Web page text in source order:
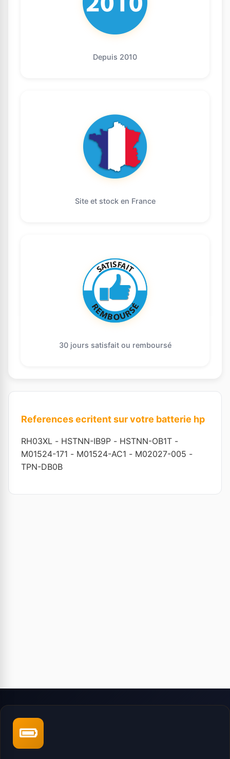
Depuis 2010
Site et stock en France
30 jours satisfait ou remboursé
References ecritent sur votre batterie hp
RH03XL - HSTNN-IB9P - HSTNN-OB1T -
M01524-171 - M01524-AC1 - M02027-005 -
TPN-DB0B